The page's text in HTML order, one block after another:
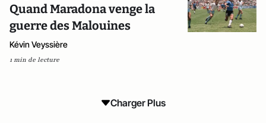
Quand Maradona venge la
guerre des Malouines
Kévin Veyssière
1 min de lecture
Charger Plus